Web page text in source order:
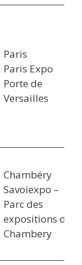
Paris
Paris Expo
Porte de
Versailles
Chambéry
Savoiexpo –
Parc des
expositions de
Chambery